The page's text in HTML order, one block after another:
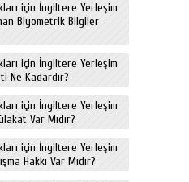
için İngiltere Yerleşim
Biyometrik Bilgiler
için İngiltere Yerleşim
Ne Kadardır?
için İngiltere Yerleşim
Var Mıdır?
için İngiltere Yerleşim
Hakkı Var Mıdır?